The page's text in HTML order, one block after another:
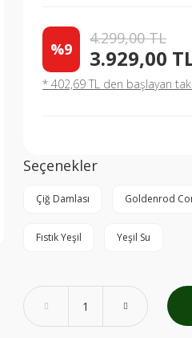
%9
4.299,00 TL
3.929,00
* 402,69 TL den başlayan
Seçenekler
Çiğ Damlası Goldenrod
Fıstık Yeşil Yeşil Su